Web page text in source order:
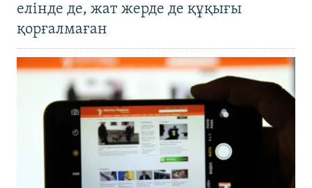
елінде де, жат жерде де құқығы
қорғалмаған